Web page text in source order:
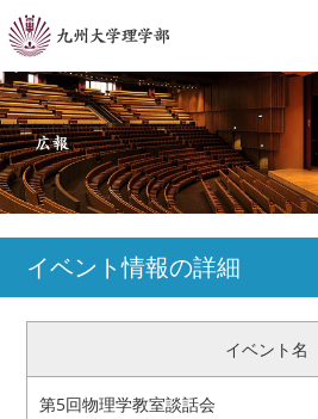
受験生の方 卒業生/一般の方
保護者の方 教職員の方
理学部案内
学科・専攻
教育・学生生活
イベント情報の詳細
イベント名
第5回物理学教室談話会